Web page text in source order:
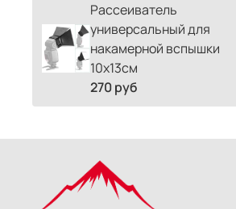
Рассеиватель
универсальный для
накамерной вспышки
10х13см
270 руб